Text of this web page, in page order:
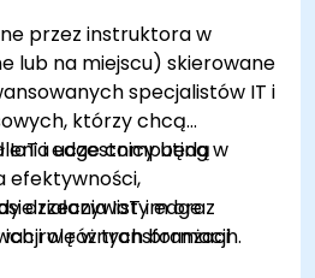
dla IoT.
przez instruktora w
lub na miejscu) skierowane
specjalistów IT i
którzy chcą
IoT i edge computing w
efektywności,
rzeczywistym oraz
w różnych branżach.
uczestnicy będą
działania IoT i edge
rolę w transformacji